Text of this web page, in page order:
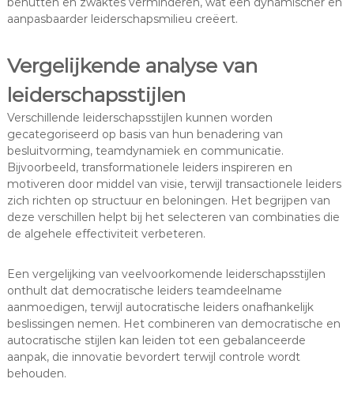
aanpasbaarder leiderschapsmilieu creëert.
Vergelijkende analyse van
leiderschapsstijlen
Verschillende leiderschapsstijlen kunnen worden
gecategoriseerd op basis van hun benadering van
besluitvorming, teamdynamiek en communicatie.
Bijvoorbeeld, transformationele leiders inspireren en
motiveren door middel van visie, terwijl transactionele leiders
zich richten op structuur en beloningen. Het begrijpen van
deze verschillen helpt bij het selecteren van combinaties die
de algehele effectiviteit verbeteren.
Een vergelijking van veelvoorkomende leiderschapsstijlen
onthult dat democratische leiders teamdeelname
aanmoedigen, terwijl autocratische leiders onafhankelijk
beslissingen nemen. Het combineren van democratische en
autocratische stijlen kan leiden tot een gebalanceerde
aanpak, die innovatie bevordert terwijl controle wordt
behouden.